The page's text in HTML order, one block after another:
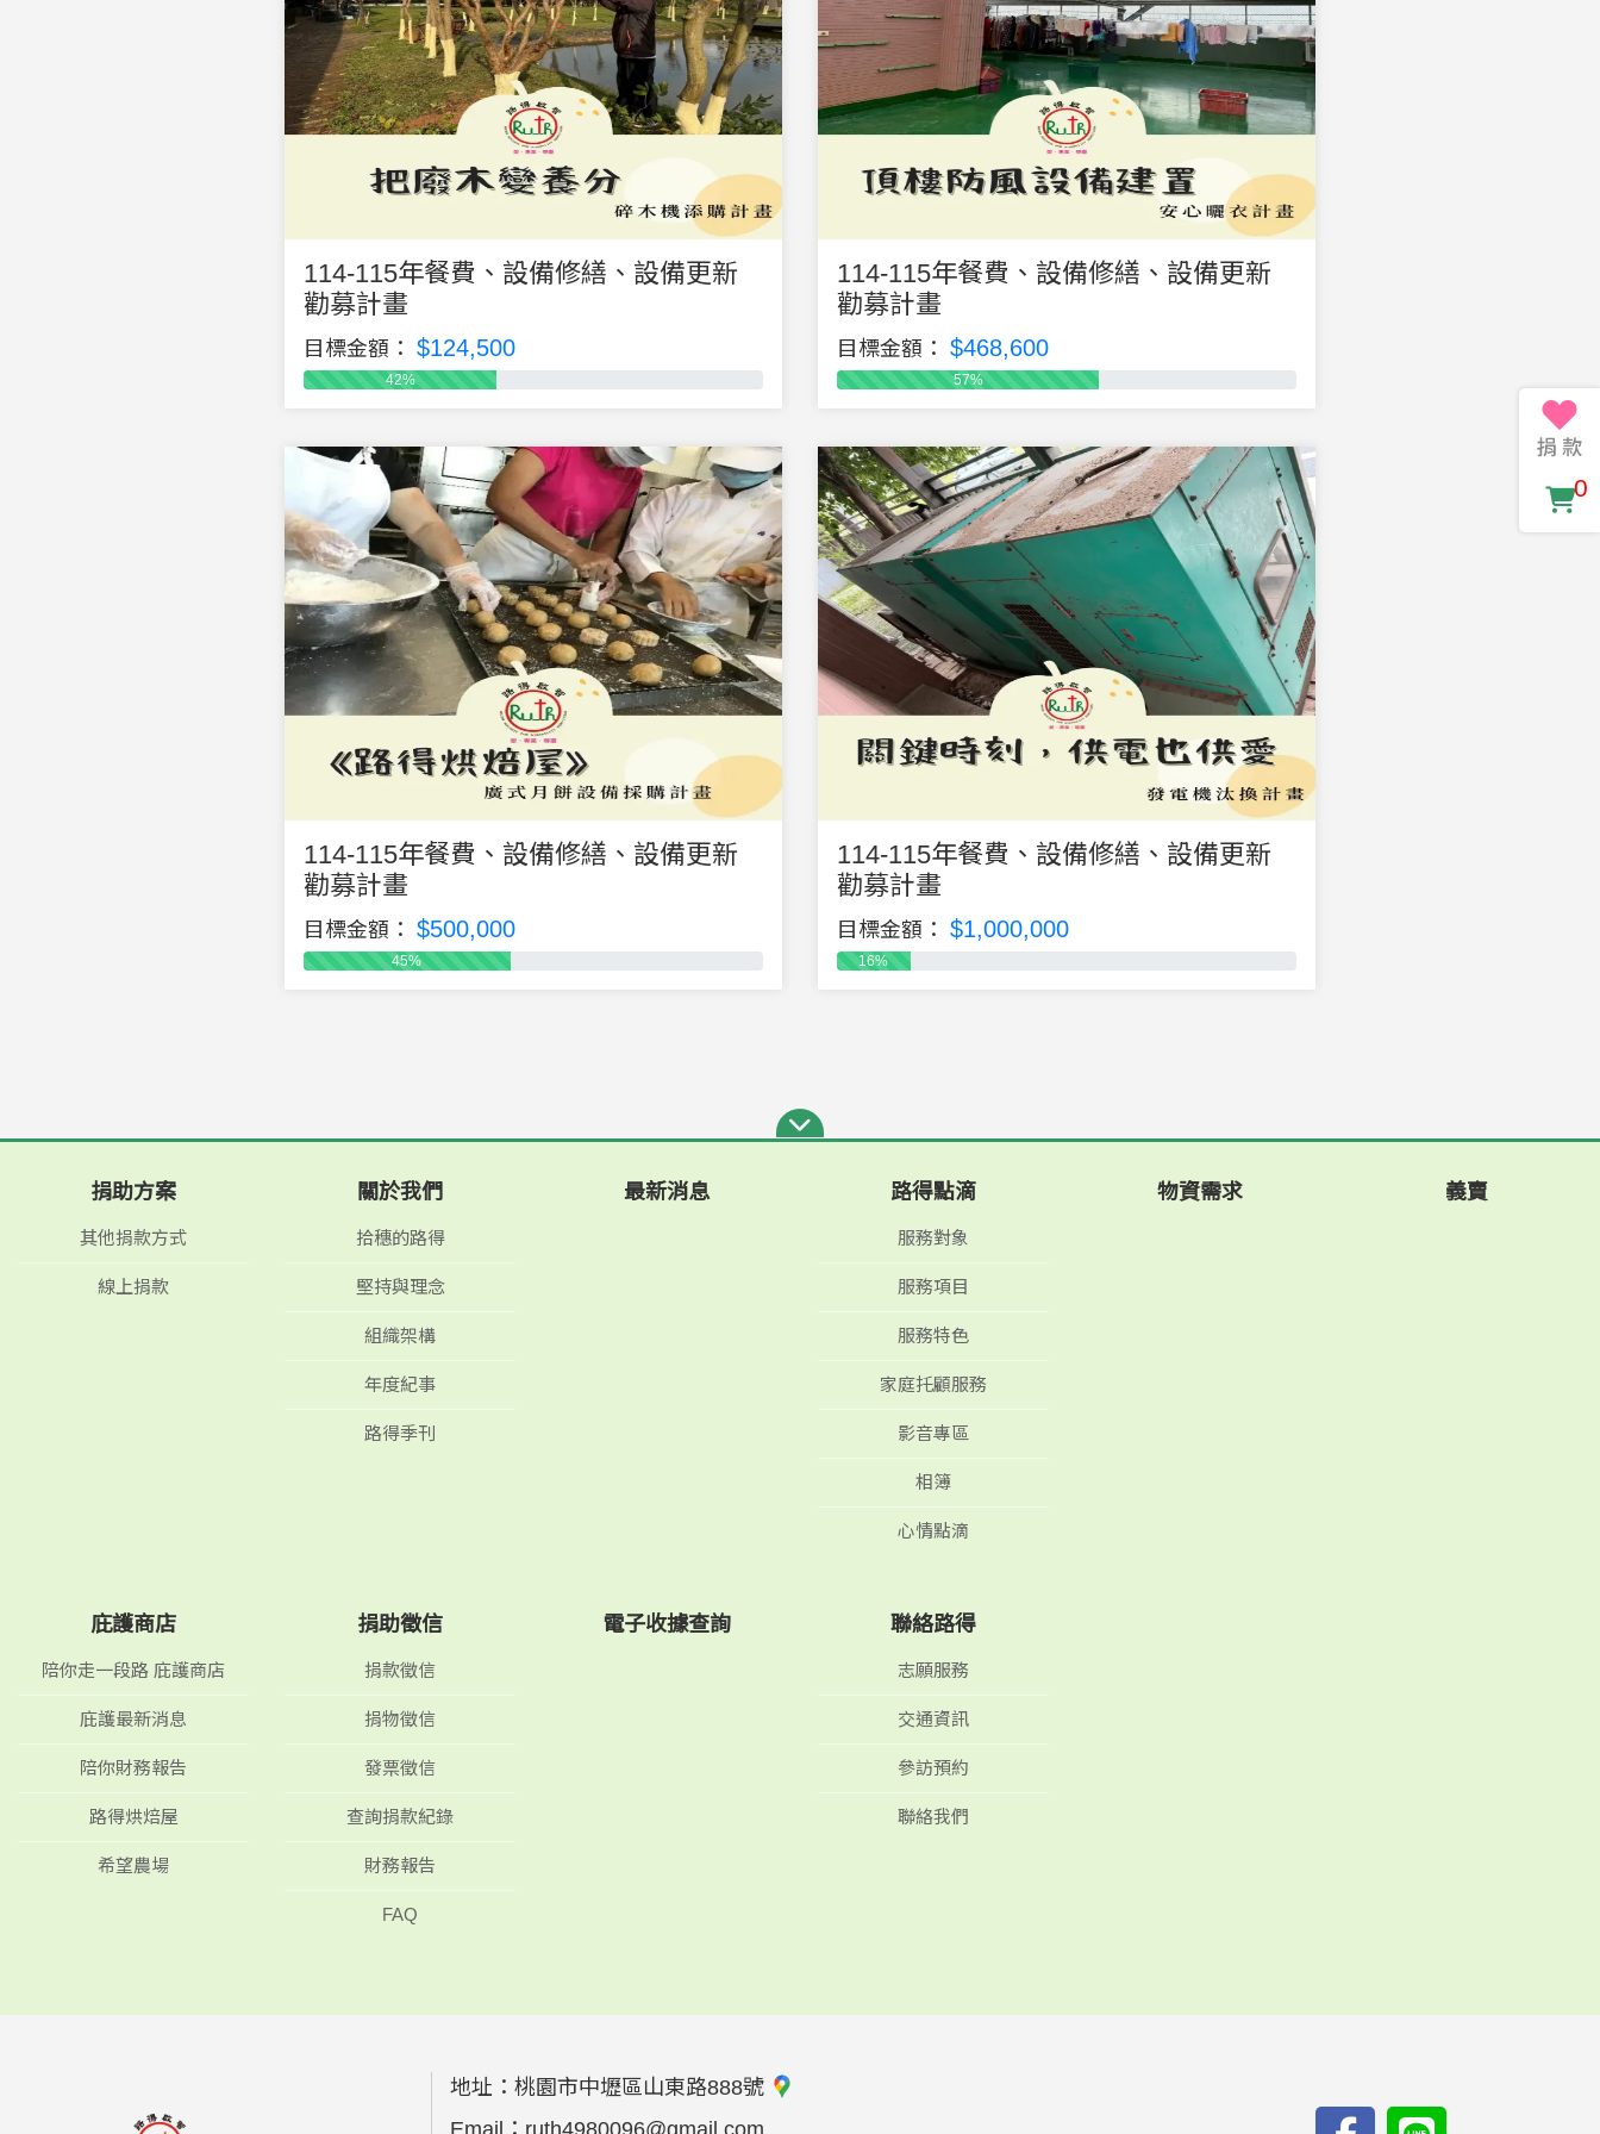
114-115年餐費、設備修繕、設備更新
勸募計畫
目標金額： $124,500
42%
114-115年餐費、設備修繕、設備更新
勸募計畫
目標金額： $468,600
57%
114-115年餐費、設備修繕、設備更新
勸募計畫
目標金額： $500,000
45%
114-115年餐費、設備修繕、設備更新
勸募計畫
目標金額： $1,000,000
16%
捐助方案
其他捐款方式
線上捐款
關於我們
拾穗的路得
堅持與理念
組織架構
年度紀事
路得季刊
最新消息 路得點滴
服務對象
服務項目
服務特色
家庭托顧服務
影音專區
相簿
心情點滴
物資需求 義賣
庇護商店
陪你走一段路 庇護商店
庇護最新消息
陪你財務報告
路得烘焙屋
希望農場
捐助徵信
捐款徵信
捐物徵信
發票徵信
查詢捐款紀錄
財務報告
FAQ
電子收據查詢 聯絡路得
志願服務
交通資訊
參訪預約
聯絡我們
地址： 桃園市中壢區山東路888號
Email： ruth4980096@gmail.com
0